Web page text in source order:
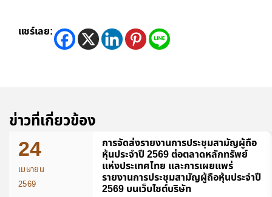
แชร์เลย:
ข่าวที่เกี่ยวข้อง
24
เมษายน
2569
การจัดส่งรายงานการประชุมสามัญผู้ถือ
หุ้นประจำปี 2569 ต่อตลาดหลักทรัพย์
แห่งประเทศไทย และการเผยแพร่
รายงานการประชุมสามัญผู้ถือหุ้นประจำปี
2569 บนเว็บไซต์บริษัท